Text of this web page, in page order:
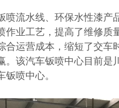
喷流水线、环保水性漆产
作业工艺，提高了维修质
合运营成本，缩短了交车
。该汽车钣喷中心目前是
喷中心。